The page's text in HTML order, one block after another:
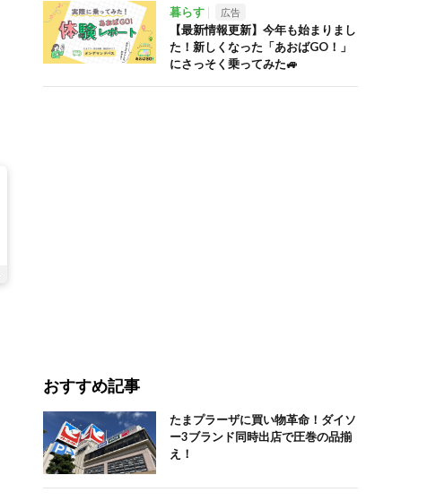
暮らす 広告
【最新情報更新】今年も始まりまし
た！新しくなった「あおばGO！」
にさっそく乗ってみた🚙
おすすめ記事
たまプラーザに買い物革命！ダイソ
ー3ブランド同時出店で圧巻の品揃
え！